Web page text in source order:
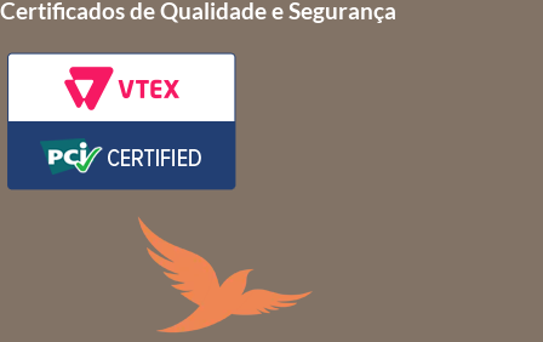
Certificados de Qualidade e Segurança